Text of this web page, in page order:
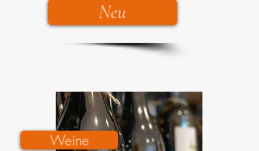
Neu
Weine